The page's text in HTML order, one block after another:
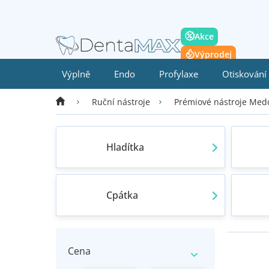
Akce
Výprodej
Výplně Endo Profylaxe Otiskování
Domů Ruční nástroje Prémiové nástroje
Hladítka
Cpátka
Cena